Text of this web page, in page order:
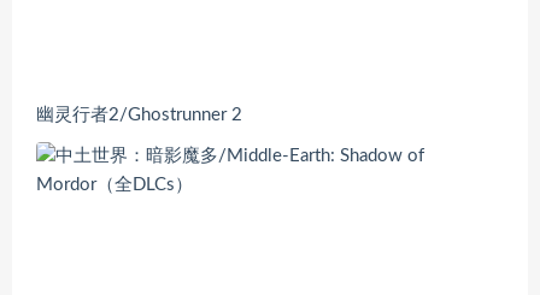
幽灵行者2/Ghostrunner 2